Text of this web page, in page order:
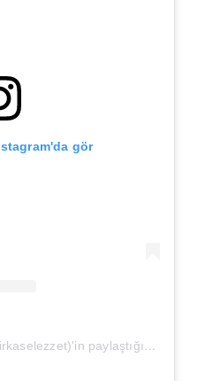
gör
Ayşe ALKAN /ANTALYA (@birkaselezzet)'in paylaştığı bir gönderi